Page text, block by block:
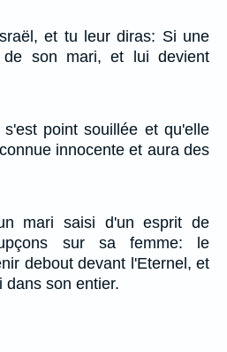
et tu leur diras: Si une
de son mari, et lui devient
point souillée et qu'elle
innocente et aura des
mari saisi d'un esprit de
sur sa femme: le
debout devant l'Eternel, et
dans son entier.